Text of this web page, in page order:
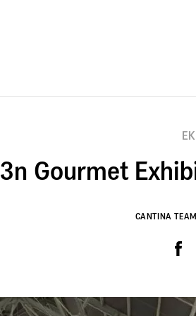
3η Gourmet
CANTINA TEAM